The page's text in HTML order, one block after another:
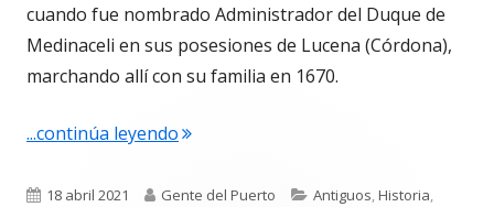
cuando fue nombrado Administrador del Duque de
Medinaceli en sus posesiones de Lucena (Córdona),
marchando allí con su familia en 1670.
...continúa leyendo"4.688. Luis de Guzmán y Soto.
Publicado
18 abril 2021 Autor
Gente del Puerto Categorías
Antiguos,Historia,